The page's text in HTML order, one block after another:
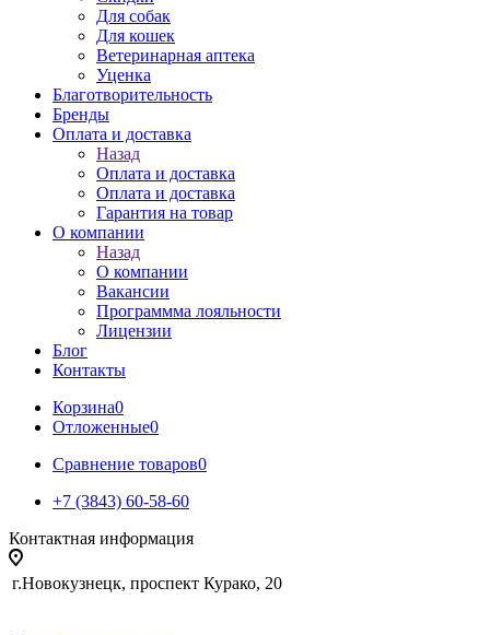
Для собак
Для кошек
Ветеринарная аптека
Уценка
Благотворительность
Бренды
Оплата и доставка
Назад
Оплата и доставка
Оплата и доставка
Гарантия на товар
О компании
Назад
О компании
Вакансии
Программма лояльности
Лицензии
Блог
Контакты
Корзина0
Отложенные0
Сравнение товаров0
+7 (3843) 60-58-60
Контактная информация
г.Новокузнецк, проспект Курако, 20